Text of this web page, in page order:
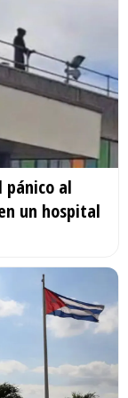
pánico al
un hospital